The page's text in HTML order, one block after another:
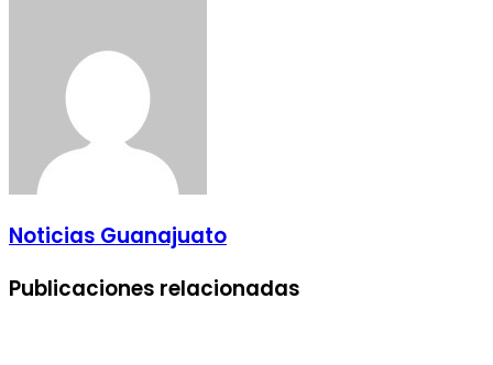
Noticias Guanajuato
Publicaciones relacionadas